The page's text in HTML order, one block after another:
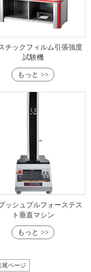
チックフィルム引張強度
試験機
もっと >>
ッシュプルフォーステス
ト垂直マシン
もっと >>
尾ページ